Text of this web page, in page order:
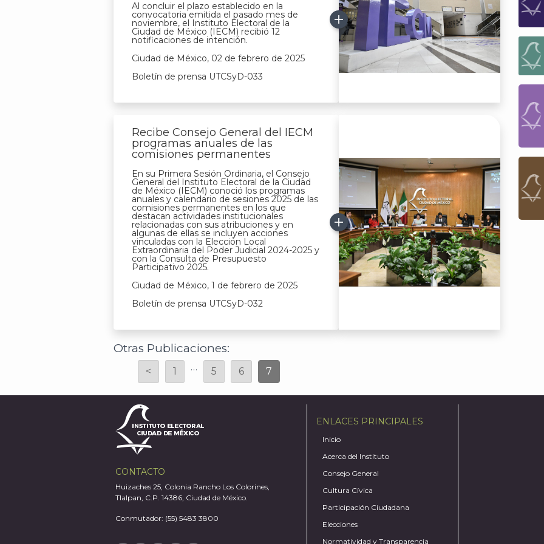
Al concluir el plazo establecido en la
convocatoria emitida el pasado mes de
noviembre, el Instituto Electoral de la
Ciudad de México (IECM) recibió 12
notificaciones de intención.
Ciudad de México, 02 de febrero de 2025
Boletín de prensa UTCSyD-033
Recibe Consejo General del IECM
programas anuales de las
comisiones permanentes
En su Primera Sesión Ordinaria, el Consejo
General del Instituto Electoral de la Ciudad
de México (IECM) conoció los programas
anuales y calendario de sesiones 2025 de las
comisiones permanentes en los que
destacan actividades institucionales
relacionadas con sus atribuciones y en
algunas de ellas se incluyen acciones
vinculadas con la Elección Local
Extraordinaria del Poder Judicial 2024-2025 y
con la Consulta de Presupuesto
Participativo 2025.
Ciudad de México, 1 de febrero de 2025
Boletín de prensa UTCSyD-032
Otras Publicaciones:
< 1 … 5 6 7
CONTACTO
Huizaches 25, Colonia Rancho Los Colorines,
Tlalpan, C.P. 14386, Ciudad de México.
Conmutador: (55) 5483 3800
ENLACES PRINCIPALES
Inicio
Acerca del Instituto
Consejo General
Cultura Cívica
Participación Ciudadana
Elecciones
Normatividad y Transparencia